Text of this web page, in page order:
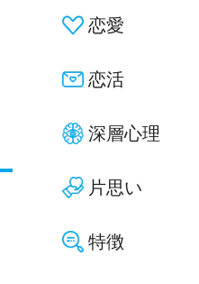
恋愛
恋活
深層心理
片思い
特徴